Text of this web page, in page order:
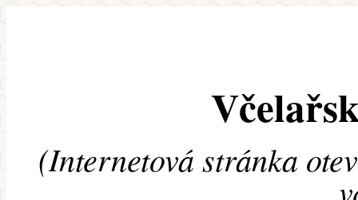
(Internetová stránka